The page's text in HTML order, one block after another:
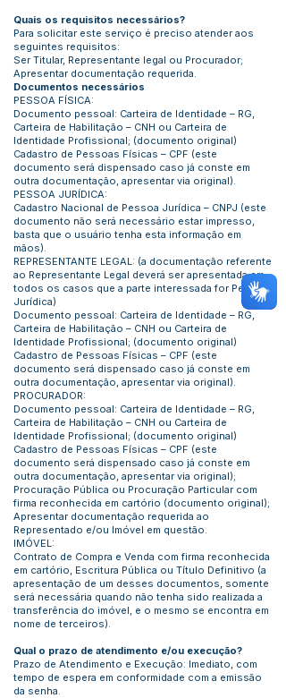
Quais os requisitos necessários?
Para solicitar este serviço é preciso atender aos
seguintes requisitos:
Ser Titular, Representante legal ou Procurador;
Apresentar documentação requerida.
Documentos necessários
PESSOA FÍSICA:
Documento pessoal: Carteira de Identidade – RG,
Carteira de Habilitação – CNH ou Carteira de
Identidade Profissional; (documento original)
Cadastro de Pessoas Físicas – CPF (este
documento será dispensado caso já conste em
outra documentação, apresentar via original).
PESSOA JURÍDICA:
Cadastro Nacional de Pessoa Jurídica – CNPJ (este
documento não será necessário estar impresso,
basta que o usuário tenha esta informação em
mãos).
REPRESENTANTE LEGAL: (a documentação referente
ao Representante Legal deverá ser apresentada em
todos os casos que a parte interessada for Pessoa
Jurídica)
Documento pessoal: Carteira de Identidade – RG,
Carteira de Habilitação – CNH ou Carteira de
Identidade Profissional; (documento original)
Cadastro de Pessoas Físicas – CPF (este
documento será dispensado caso já conste em
outra documentação, apresentar via original).
PROCURADOR:
Documento pessoal: Carteira de Identidade – RG,
Carteira de Habilitação – CNH ou Carteira de
Identidade Profissional; (documento original)
Cadastro de Pessoas Físicas – CPF (este
documento será dispensado caso já conste em
outra documentação, apresentar via original);
Procuração Pública ou Procuração Particular com
firma reconhecida em cartório (documento original);
Apresentar documentação requerida ao
Representado e/ou Imóvel em questão.
IMÓVEL:
Contrato de Compra e Venda com firma reconhecida
em cartório, Escritura Pública ou Título Definitivo (a
apresentação de um desses documentos, somente
será necessária quando não tenha sido realizada a
transferência do imóvel, e o mesmo se encontra em
nome de terceiros).
Qual o prazo de atendimento e/ou execução?
Prazo de Atendimento e Execução: Imediato, com
tempo de espera em conformidade com a emissão
da senha.